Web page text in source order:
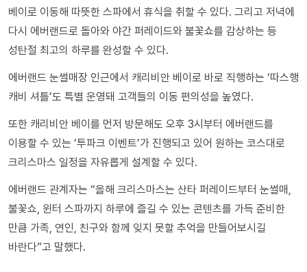
베이로 이동해 따뜻한 스파에서 휴식을 취할 수 있다. 그리고 저녁에
다시 에버랜드로 돌아와 야간 퍼레이드와 불꽃쇼를 감상하는 등
성탄절 최고의 하루를 완성할 수 있다.
에버랜드 눈썰매장 인근에서 캐리비안 베이로 바로 직행하는 ‘따스행
캐비 셔틀’도 특별 운영돼 고객들의 이동 편의성을 높였다.
또한 캐리비안 베이를 먼저 방문해도 오후 3시부터 에버랜드를
이용할 수 있는 ‘투파크 이벤트’가 진행되고 있어 원하는 코스대로
크리스마스 일정을 자유롭게 설계할 수 있다.
에버랜드 관계자는 “올해 크리스마스는 산타 퍼레이드부터 눈썰매,
불꽃쇼, 윈터 스파까지 하루에 즐길 수 있는 콘텐츠를 가득 준비한
만큼 가족, 연인, 친구와 함께 잊지 못할 추억을 만들어보시길
바란다”고 말했다.